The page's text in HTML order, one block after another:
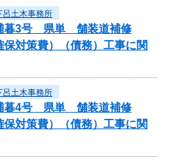
呂土木事務所
暮3号 県単 舗装道補修
保対策費）（債務）工事に関
呂土木事務所
暮4号 県単 舗装道補修
保対策費）（債務）工事に関